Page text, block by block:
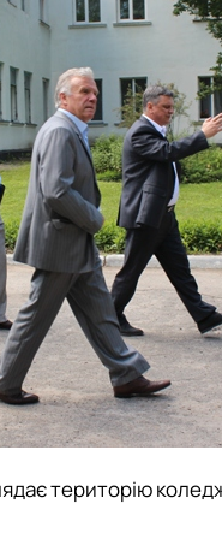
територію